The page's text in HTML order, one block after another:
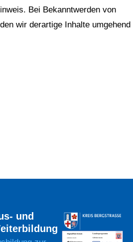
Bei Bekanntwerden von
wir derartige Inhalte umgehend
und